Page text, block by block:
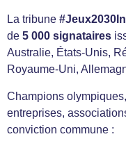
La tribune
de 5 000 signataires
Australie, États-Unis,
Royaume-Uni,
Champions
entreprises,
conviction commune :